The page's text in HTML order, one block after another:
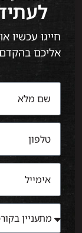
חייגו עכשיו
אליכם בהקדם